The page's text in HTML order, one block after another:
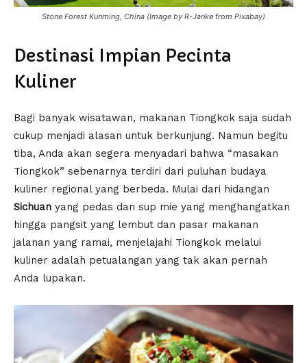
Stone Forest Kunming, China (Image by R-Janke from Pixabay)
Destinasi Impian Pecinta
Kuliner
Bagi banyak wisatawan, makanan Tiongkok saja sudah
cukup menjadi alasan untuk berkunjung. Namun begitu
tiba, Anda akan segera menyadari bahwa “masakan
Tiongkok” sebenarnya terdiri dari puluhan budaya
kuliner regional yang berbeda. Mulai dari hidangan
Sichuan yang pedas dan sup mie yang menghangatkan
hingga pangsit yang lembut dan pasar makanan
jalanan yang ramai, menjelajahi Tiongkok melalui
kuliner adalah petualangan yang tak akan pernah
Anda lupakan.